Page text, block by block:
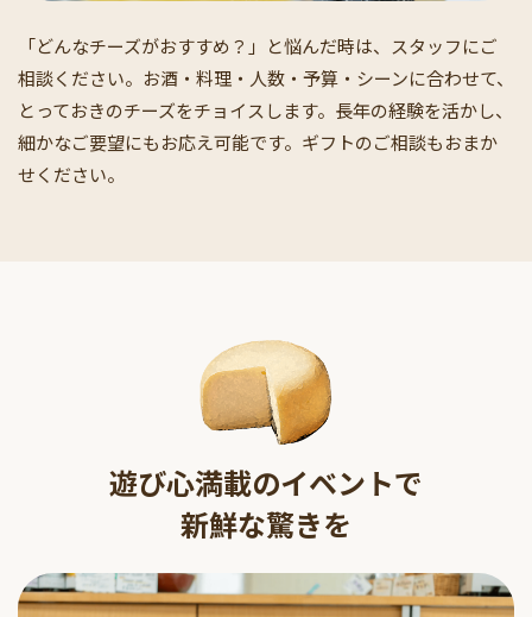
「どんなチーズがおすすめ？」と悩んだ時は、スタッフにご
相談ください。お酒・料理・人数・予算・シーンに合わせて、
とっておきのチーズをチョイスします。長年の経験を活かし、
細かなご要望にもお応え可能です。ギフトのご相談もおまか
せください。
遊び心満載のイベントで
新鮮な驚きを